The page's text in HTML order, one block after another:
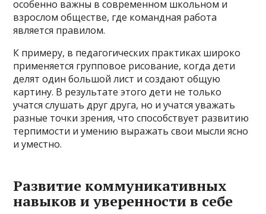
особенно важны в современном школьном и
взрослом обществе, где командная работа
является правилом.
К примеру, в педагогических практиках широко
применяется групповое рисование, когда дети
делят один большой лист и создают общую
картину. В результате этого дети не только
учатся слушать друг друга, но и учатся уважать
разные точки зрения, что способствует развитию
терпимости и умению выражать свои мысли ясно
и уместно.
Развитие коммуникативных
навыков и уверенности в себе